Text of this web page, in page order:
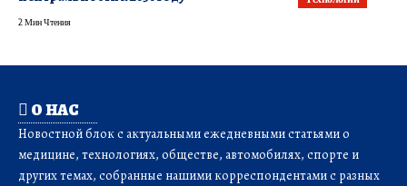
2 Мин Чтения
О НАС
Новостной блок с актуальными ежедневными статьями о
медицине, технологиях, обществе, автомобилях, спорте и
других темах, собранные нашими корреспондентами с разных